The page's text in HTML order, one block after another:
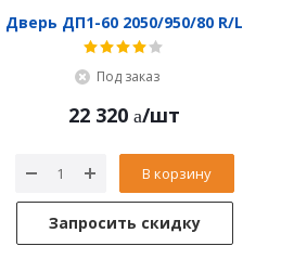
Дверь ДП1-60 2050/950/80 R/L
Под заказ
22 320 /шт
В корзину
Запросить скидку